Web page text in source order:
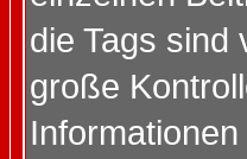
die Tags sind
große